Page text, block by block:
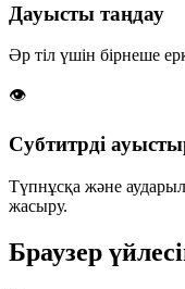
Дауысты таңдау
Әр тіл үшін бірнеше
👁️
Субтитрді
Түпнұсқа және
жасыру.
Браузер